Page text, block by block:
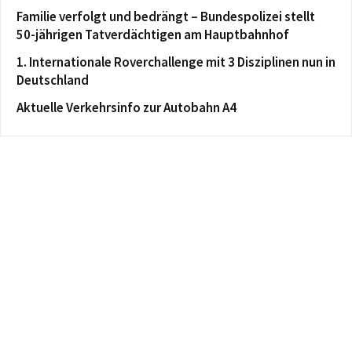
Familie verfolgt und bedrängt – Bundespolizei stellt
50-jährigen Tatverdächtigen am Hauptbahnhof
1. Internationale Roverchallenge mit 3 Disziplinen nun in
Deutschland
Aktuelle Verkehrsinfo zur Autobahn A4